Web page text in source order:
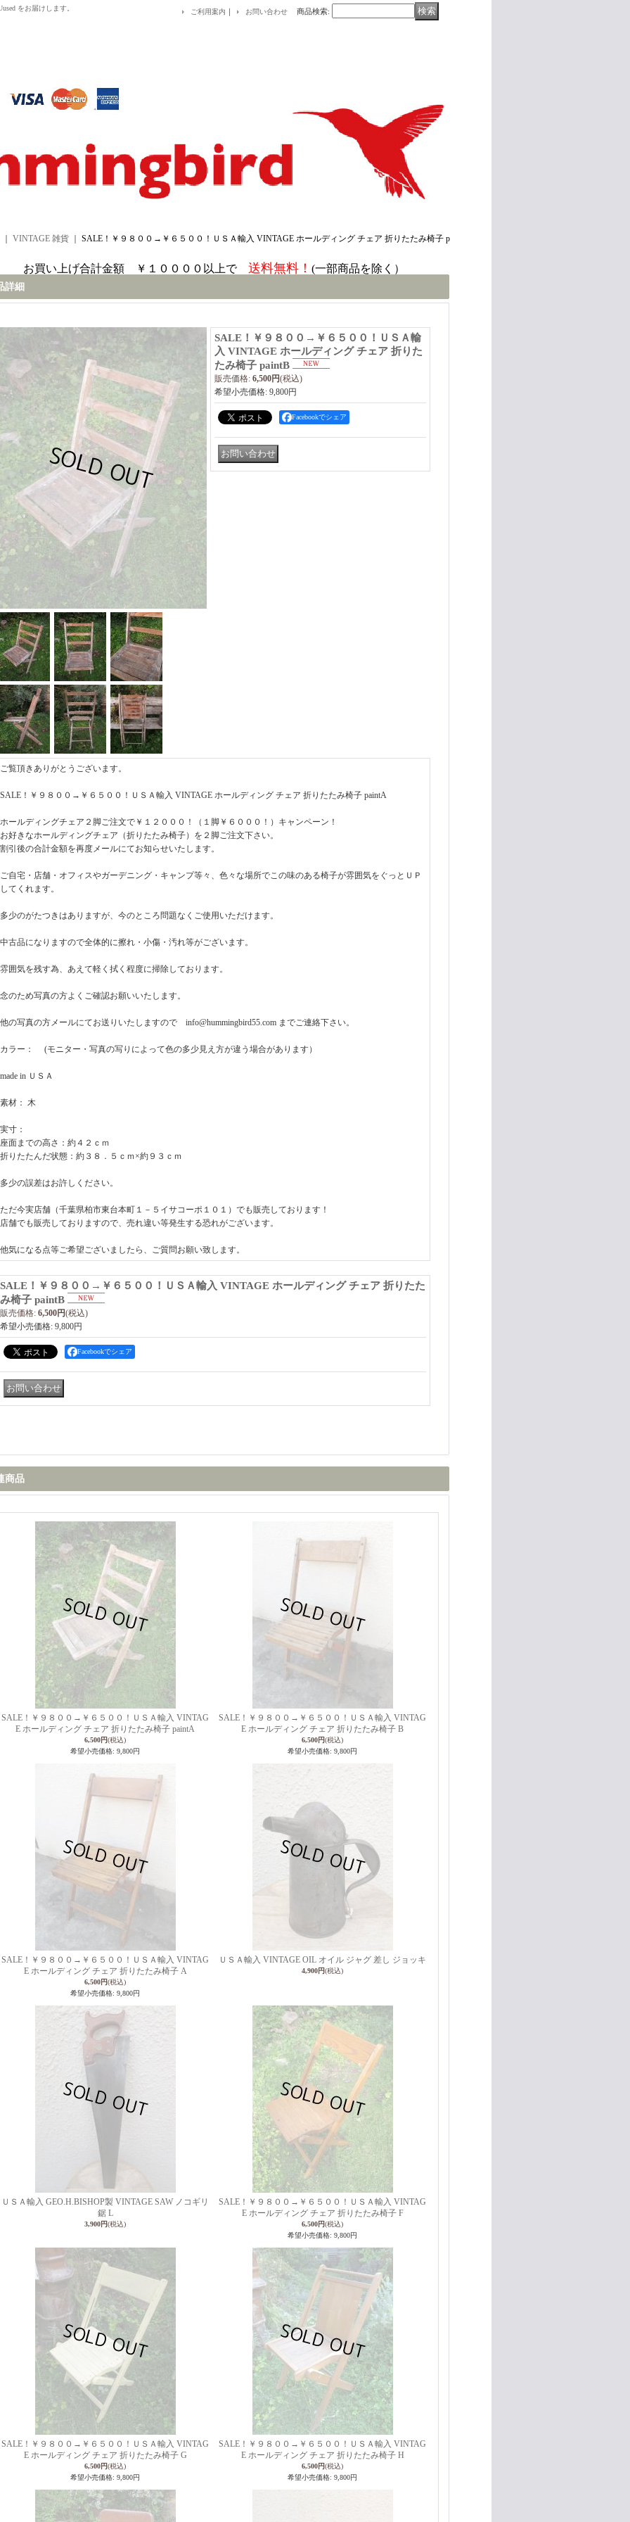
をお届けします。 ご利用案内 ｜ お問い合わせ 商品検索:
VINTAGE 雑貨 SALE！￥９８００→￥６５００！ＵＳＡ輸入 VINTAGE ホールディング チェア 折りたたみ椅子 p
お買い上げ合計金額 ￥１００００以上で 送料無料！ (一部商品を除く）
詳細
SALE！￥９８００→￥６５００！ＵＳＡ輸
入 VINTAGE ホールディング チェア 折りた
たみ椅子 paintB
販売価格: 6,500円(税込)
希望小売価格: 9,800円
Facebookでシェア
ご覧頂きありがとうございます。
SALE！￥９８００→￥６５００！ＵＳＡ輸入 VINTAGE ホールディング チェア 折りたたみ椅子 paintA
ホールディングチェア２脚ご注文で￥１２０００！（１脚￥６０００！）キャンペーン！
お好きなホールディングチェア（折りたたみ椅子）を２脚ご注文下さい。
割引後の合計金額を再度メールにてお知らせいたします。
ご自宅・店舗・オフィスやガーデニング・キャンプ等々、色々な場所でこの味のある椅子が雰囲気をぐっとＵＰ
してくれます。
多少のがたつきはありますが、今のところ問題なくご使用いただけます。
中古品になりますので全体的に擦れ・小傷・汚れ等がございます。
雰囲気を残す為、あえて軽く拭く程度に掃除しております。
念のため写真の方よくご確認お願いいたします。
他の写真の方メールにてお送りいたしますので info@hummingbird55.com までご連絡下さい。
カラー： (モニター・写真の写りによって色の多少見え方が違う場合があります）
made in ＵＳＡ
素材： 木
実寸：
座面までの高さ：約４２ｃｍ
折りたたんだ状態：約３８．５ｃｍ×約９３ｃｍ
多少の誤差はお許しください。
ただ今実店舗（千葉県柏市東台本町１－５イサコーポ１０１）でも販売しております！
店舗でも販売しておりますので、売れ違い等発生する恐れがございます。
他気になる点等ご希望ございましたら、ご質問お願い致します。
SALE！￥９８００→￥６５００！ＵＳＡ輸入 VINTAGE ホールディング チェア 折りたた
み椅子 paintB
販売価格: 6,500円(税込)
希望小売価格: 9,800円
Facebookでシェア
商品
SALE！￥９８００→￥６５００！ＵＳＡ輸入 VINTAG
E ホールディング チェア 折りたたみ椅子 paintA
6,500円(税込)
希望小売価格: 9,800円
SALE！￥９８００→￥６５００！ＵＳＡ輸入 VINTAG
E ホールディング チェア 折りたたみ椅子 B
6,500円(税込)
希望小売価格: 9,800円
SALE！￥９８００→￥６５００！ＵＳＡ輸入 VINTAG
E ホールディング チェア 折りたたみ椅子 A
6,500円(税込)
希望小売価格: 9,800円
ＵＳＡ輸入 VINTAGE OIL オイル ジャグ 差し ジョッキ
4,900円(税込)
ＵＳＡ輸入 GEO.H.BISHOP製 VINTAGE SAW ノコギリ
鋸 L
3,900円(税込)
SALE！￥９８００→￥６５００！ＵＳＡ輸入 VINTAG
E ホールディング チェア 折りたたみ椅子 F
6,500円(税込)
希望小売価格: 9,800円
SALE！￥９８００→￥６５００！ＵＳＡ輸入 VINTAG
E ホールディング チェア 折りたたみ椅子 G
6,500円(税込)
希望小売価格: 9,800円
SALE！￥９８００→￥６５００！ＵＳＡ輸入 VINTAG
E ホールディング チェア 折りたたみ椅子 H
6,500円(税込)
希望小売価格: 9,800円